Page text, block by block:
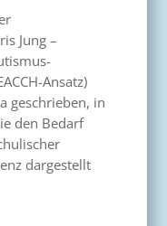
Jung –
Ansatz)
geschrieben, in
den Bedarf
dargestellt